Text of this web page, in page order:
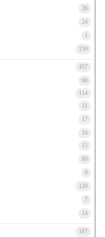
26
24
1
159
457
60
114
11
17
10
15
80
9
120
7
14
187